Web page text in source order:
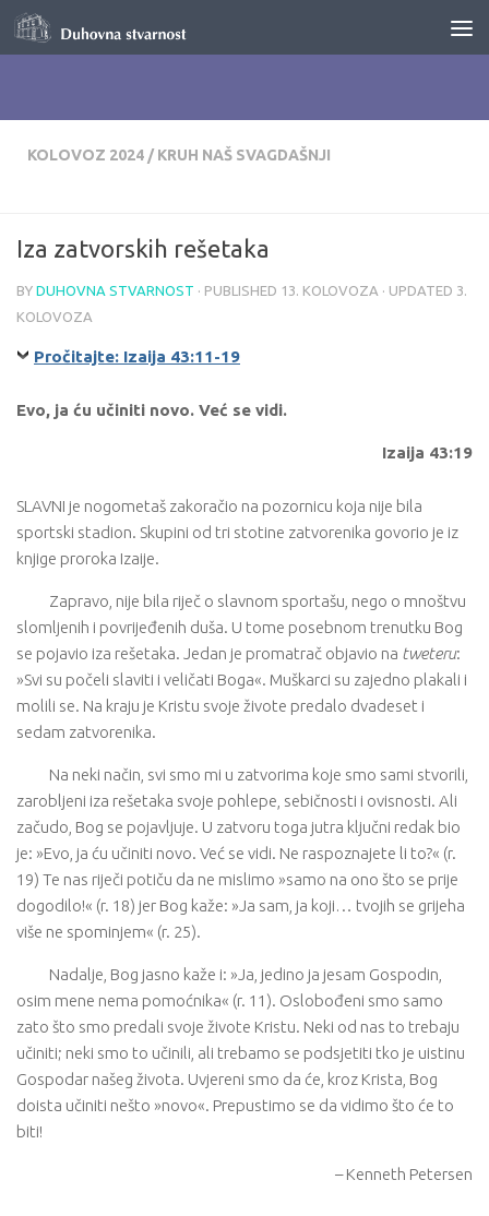
Skip to content
KOLOVOZ 2024 / KRUH NAŠ SVAGDAŠNJI
Iza zatvorskih rešetaka
BY DUHOVNA STVARNOST · PUBLISHED 13. KOLOVOZA · UPDATED 3.
KOLOVOZA
Pročitajte: Izaija 43:11-19
Evo, ja ću učiniti novo. Već se vidi.
Izaija 43:19
SLAVNI je nogometaš zakoračio na pozornicu koja nije bila
sportski stadion. Skupini od tri stotine zatvorenika govorio je iz
knjige proroka Izaije.
Zapravo, nije bila riječ o slavnom sportašu, nego o mnoštvu
slomljenih i povrijeđenih duša. U tome posebnom trenutku Bog
se pojavio iza rešetaka. Jedan je promatrač objavio na tweteru:
»Svi su počeli slaviti i veličati Boga«. Muškarci su zajedno plakali i
molili se. Na kraju je Kristu svoje živote predalo dvadeset i
sedam zatvorenika.
Na neki način, svi smo mi u zatvorima koje smo sami stvorili,
zarobljeni iza rešetaka svoje pohlepe, sebičnosti i ovisnosti. Ali
začudo, Bog se pojavljuje. U zatvoru toga jutra ključni redak bio
je: »Evo, ja ću učiniti novo. Već se vidi. Ne raspoznajete li to?« (r.
19) Te nas riječi potiču da ne mislimo »samo na ono što se prije
dogodilo!« (r. 18) jer Bog kaže: »Ja sam, ja koji… tvojih se grijeha
više ne spominjem« (r. 25).
Nadalje, Bog jasno kaže i: »Ja, jedino ja jesam Gospodin,
osim mene nema pomoćnika« (r. 11). Oslobođeni smo samo
zato što smo predali svoje živote Kristu. Neki od nas to trebaju
učiniti; neki smo to učinili, ali trebamo se podsjetiti tko je uistinu
Gospodar našeg života. Uvjereni smo da će, kroz Krista, Bog
doista učiniti nešto »novo«. Prepustimo se da vidimo što će to
biti!
– Kenneth Petersen